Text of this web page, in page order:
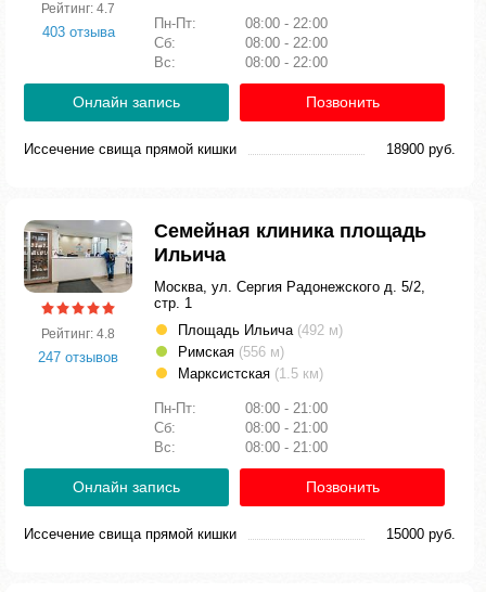
Рейтинг: 4.7
403 отзыва
Пн-Пт:
08:00 - 22:00
Сб:
08:00 - 22:00
Вс:
08:00 - 22:00
Онлайн запись Позвонить
Иссечение свища прямой кишки 18900 руб.
Рейтинг: 4.8
247 отзывов
Семейная клиника площадь
Ильича
Москва, ул. Сергия Радонежского д. 5/2,
стр. 1
Площадь Ильича (492 м)
Римская (556 м)
Марксистская (1.5 км)
Пн-Пт:
08:00 - 21:00
Сб:
08:00 - 21:00
Вс:
08:00 - 21:00
Онлайн запись Позвонить
Иссечение свища прямой кишки 15000 руб.